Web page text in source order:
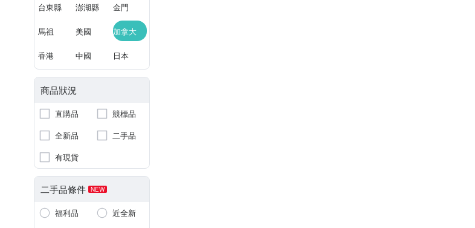
台東縣 澎湖縣 金門
馬祖 美國 加拿大
香港 中國 日本
商品狀況
直購品
競標品
全新品
二手品
有現貨
二手品條件 NEW
福利品
近全新